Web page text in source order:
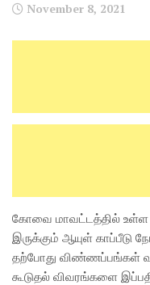
November 8, 2021
கோவை மாவட்டத்தில்
இருக்கும் ஆயுள் காப்பீடு
தற்போது விண்ணப்பங்கள்
கூடுதல் விவரங்களை